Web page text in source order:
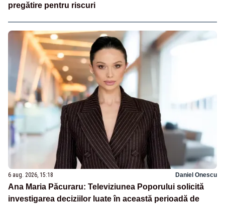
pregătire pentru riscuri
6 aug. 2026, 15:18 Daniel Onescu
Ana Maria Păcuraru: Televiziunea Poporului solicită
investigarea deciziilor luate în această perioadă de